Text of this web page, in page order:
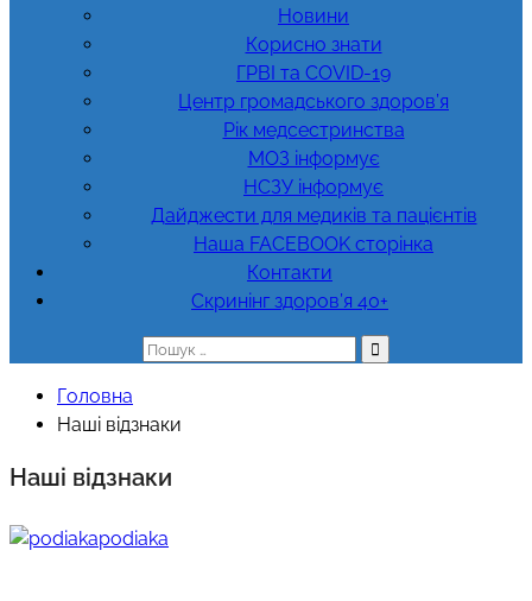
Новини
Корисно знати
ГРВІ та COVID-19
Центр громадського здоров’я
Рік медсестринства
МОЗ інформує
НСЗУ інформує
Дайджести для медиків та пацієнтів
Наша FACEBOOK сторінка
Контакти
Скринінг здоров’я 40+
Пошук:
Головна
Наші відзнаки
Наші відзнаки
podiaka